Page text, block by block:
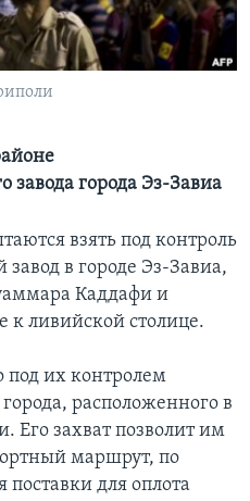
завода города Эз-Завиа
взять под контроль
в городе Эз-Завиа,
Каддафи и
к ливийской столице.
под их контролем
расположенного в
Его захват позволит им
маршрут, по
поставки для оплота